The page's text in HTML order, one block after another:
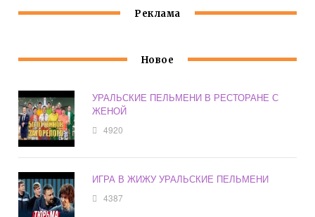
Реклама
Новое
УРАЛЬСКИЕ ПЕЛЬМЕНИ В РЕСТОРАНЕ С
ЖЕНОЙ
4920
ИГРА В ЖИЖУ УРАЛЬСКИЕ ПЕЛЬМЕНИ
4387